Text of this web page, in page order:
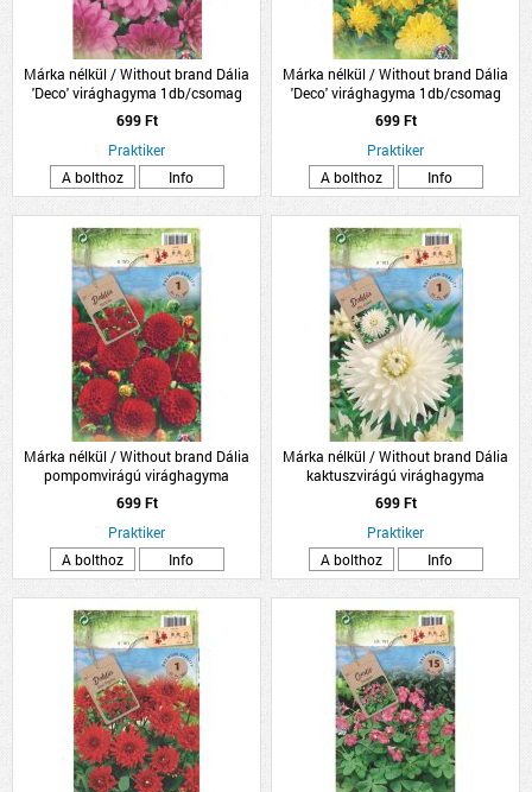
Márka nélkül / Without brand Dália
'Deco' virághagyma 1db/csomag
rózsaszín
699 Ft
Praktiker
A bolthoz
Info
Márka nélkül / Without brand Dália
'Deco' virághagyma 1db/csomag
sárga
699 Ft
Praktiker
A bolthoz
Info
Márka nélkül / Without brand Dália
pompomvirágú virághagyma
1db/csomag piros
699 Ft
Praktiker
A bolthoz
Info
Márka nélkül / Without brand Dália
kaktuszvirágú virághagyma
1db/csomag fehér
699 Ft
Praktiker
A bolthoz
Info